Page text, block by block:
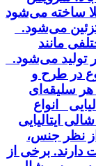
ساخته می‌شود
می‌شود.
مانند
تولید می‌شود.
در طرح و
هر سلیقه‌ای
انواع
ایتالیایی
نظر جنس،
برخی از